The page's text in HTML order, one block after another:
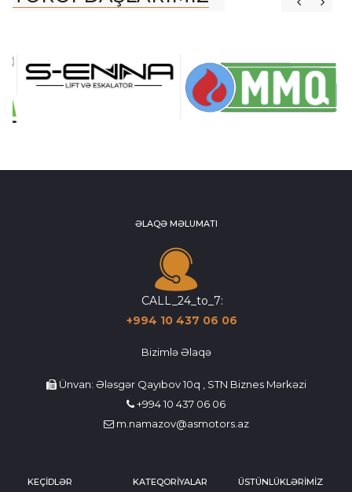
ƏLAQƏ MƏLUMATI
CALL_24_to_7:
+994 10 437 06 06
Bizimlə Əlaqə
Ünvan: Ələsgər Qayıbov 10q , STN Biznes Mərkəzi
+994 10 437 06 06
m.namazov@asmotors.az
KEÇİDLƏR KATEQORİYALAR ÜSTÜNLÜKLƏRİMİZ